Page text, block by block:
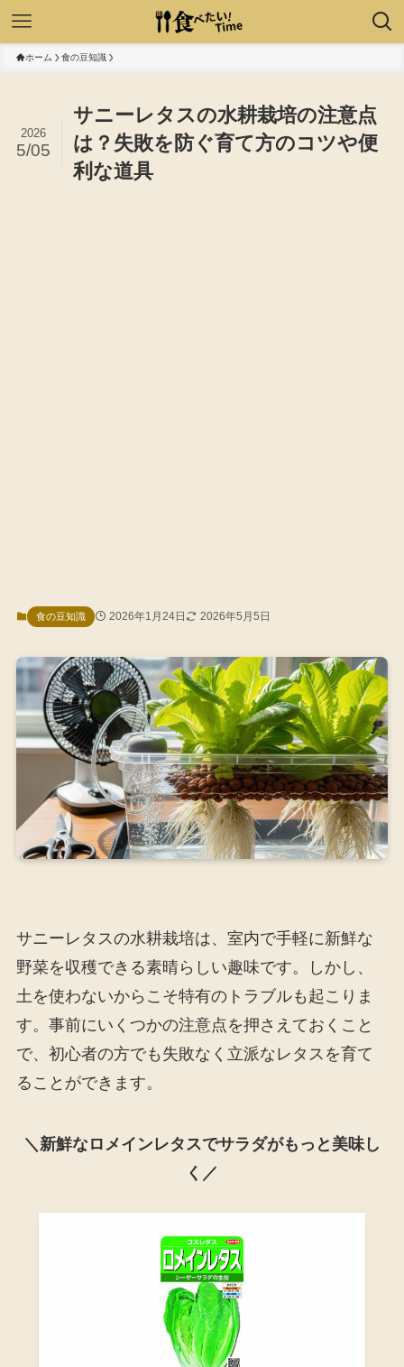
ホーム 食の豆知識
サニーレタスの水耕栽培の注意点
は？失敗を防ぐ育て方のコツや便
利な道具
2026
5/05
食の豆知識 2026年1月24日 2026年5月5日
サニーレタスの水耕栽培は、室内で手軽に新鮮な
野菜を収穫できる素晴らしい趣味です。しかし、
土を使わないからこそ特有のトラブルも起こりま
す。事前にいくつかの注意点を押さえておくこと
で、初心者の方でも失敗なく立派なレタスを育て
ることができます。
＼新鮮なロメインレタスでサラダがもっと美味し
く／